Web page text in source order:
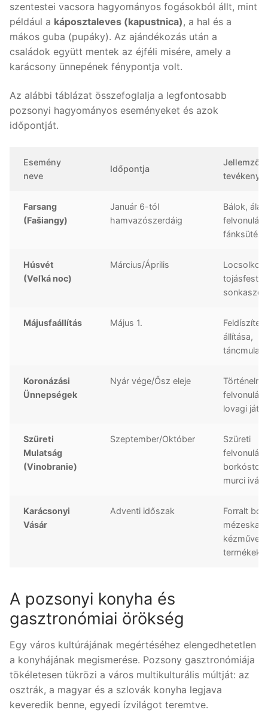
szentestei vacsora hagyományos fogásokból állt, mint
például a káposztaleves (kapustnica), a hal és a
mákos guba (pupáky). Az ajándékozás után a
családok együtt mentek az éjféli misére, amely a
karácsony ünnepének fénypontja volt.
Az alábbi táblázat összefoglalja a legfontosabb
pozsonyi hagyományos eseményeket és azok
időpontját.
Esemény
neve
Időpontja
Jellemző
Farsang
(Fašiangy)
Január 6-tól
hamvazószerdáig
Bálok,
fánksütés
Húsvét
(Veľká noc)
Március/Április
Májusfaállítás Május 1.
állítása,
Koronázási
Ünnepségek
Nyár vége/Ősz eleje
Történelmi
felvonulás,
lovagi
Szüreti
Mulatság
(Vinobranie)
Szeptember/Október
Szüreti
felvonulás,
murci ivás
Karácsonyi
Vásár
Adventi időszak
Forralt bor,
kézműves
termékek
A pozsonyi konyha és
gasztronómiai örökség
Egy város kultúrájának megértéséhez elengedhetetlen
a konyhájának megismerése. Pozsony gasztronómiája
tökéletesen tükrözi a város multikulturális múltját: az
osztrák, a magyar és a szlovák konyha legjava
keveredik benne, egyedi ízvilágot teremtve.